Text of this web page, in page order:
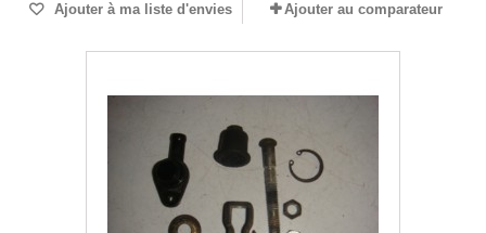
Ajouter à ma liste d'envies Ajouter au comparateur